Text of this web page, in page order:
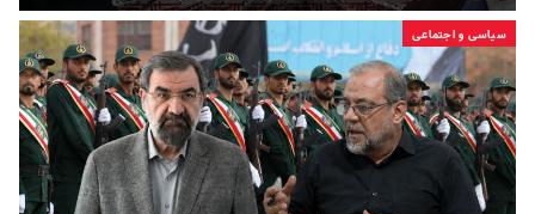
سیاسی و اجتماعی